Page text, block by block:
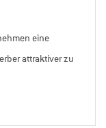
eine
attraktiver zu